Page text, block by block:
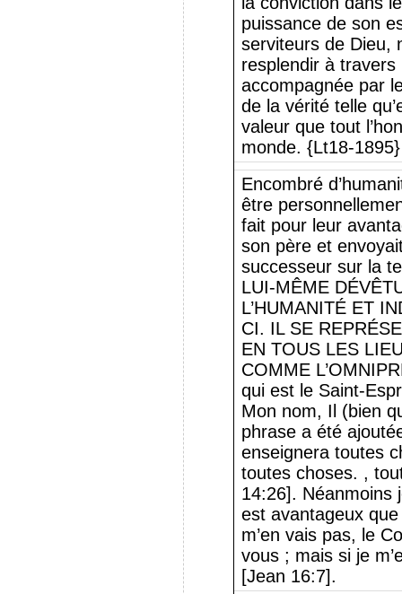
puissance de son
serviteurs de Dieu,
resplendir à travers
accompagnée par
de la vérité telle
valeur que tout
monde. {Lt18-1895}
Encombré
être
fait pour leur
son père et
successeur sur la
LUI-MÊME
L’HUMANITÉ ET
CI. IL SE
EN TOUS LES
COMME
qui est le Saint-
Mon nom, Il (bien
phrase a été
enseignera toutes
toutes choses. ,
14:26]. Néanmoins
est avantageux
m’en vais pas, le
vous ; mais si je
[Jean 16:7].